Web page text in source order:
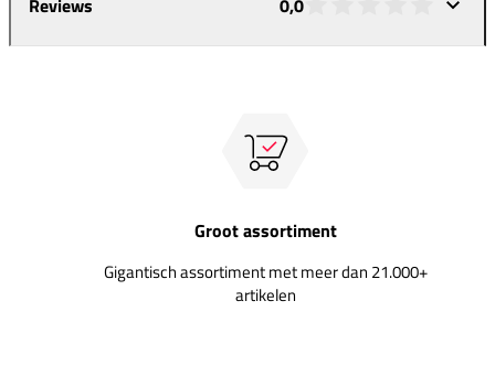
Groot assortiment
Gigantisch assortiment met meer dan 21.000+
artikelen